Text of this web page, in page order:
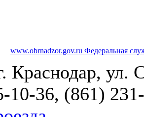
www.obrnadzor.gov.ru Федеральная
Краснодар, ул.
10-36, (861)